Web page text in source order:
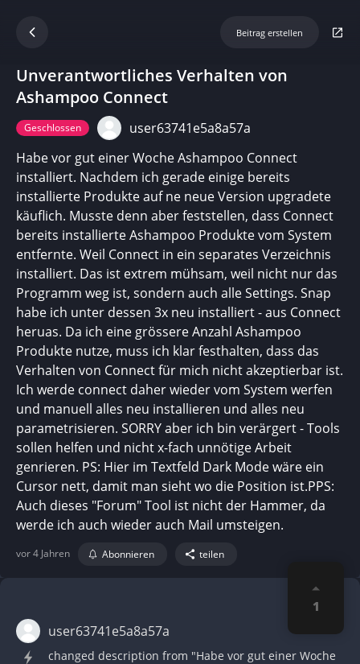
Beitrag erstellen
Unverantwortliches Verhalten von
Ashampoo Connect
Geschlossen
user63741e5a8a57a
Habe vor gut einer Woche Ashampoo Connect
installiert. Nachdem ich gerade einige bereits
installierte Produkte auf ne neue Version upgradete
käuflich. Musste denn aber feststellen, dass Connect
bereits installierte Ashampoo Produkte vom System
entfernte. Weil Connect in ein separates Verzeichnis
installiert. Das ist extrem mühsam, weil nicht nur das
Programm weg ist, sondern auch alle Settings. Snap
habe ich unter dessen 3x neu installiert - aus Connect
heruas. Da ich eine grössere Anzahl Ashampoo
Produkte nutze, muss ich klar festhalten, dass das
Verhalten von Connect für mich nicht akzeptierbar ist.
Ich werde connect daher wieder vom System werfen
und manuell alles neu installieren und alles neu
parametrisieren. SORRY aber ich bin verärgert - Tools
sollen helfen und nicht x-fach unnötige Arbeit
genrieren. PS: Hier im Textfeld Dark Mode wäre ein
Cursor nett, damit man sieht wo die Position ist.PPS:
Auch dieses "Forum" Tool ist nicht der Hammer, da
werde ich auch wieder auch Mail umsteigen.
vor 4 Jahren Abonnieren teilen
1
user63741e5a8a57a
changed description from "Habe vor gut einer Woche